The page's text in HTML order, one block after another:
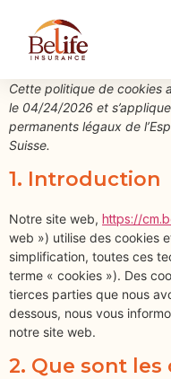
principal
Cette politique de cookies
le 04/24/2026 et
permanents légaux de
Suisse.
1. Introduction
Notre site web, https://
web ») utilise des cookies
simplification, toutes ces
terme « cookies »). Des
tierces parties que nous
dessous, nous vous
notre site web.
2. Que sont les